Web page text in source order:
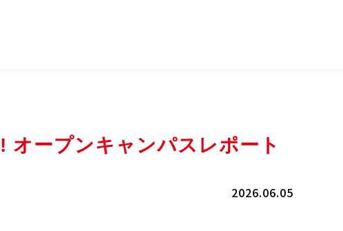
企業の方へ 留学生の方へ
オープンキャンパスレポート
2026.06.05